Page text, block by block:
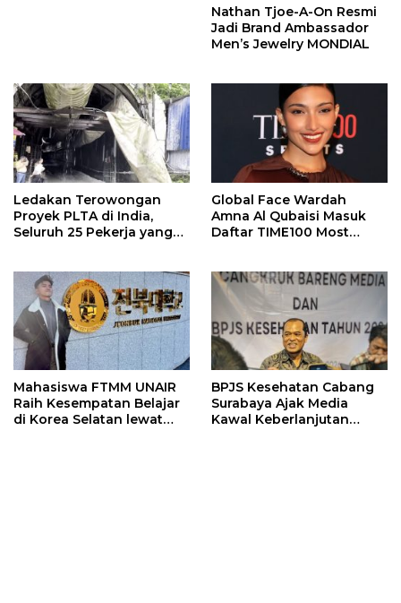
Nathan Tjoe-A-On Resmi
Jadi Brand Ambassador
Men’s Jewelry MONDIAL
Ledakan Terowongan
Proyek PLTA di India,
Seluruh 25 Pekerja yang
Global Face Wardah
Amna Al Qubaisi Masuk
Daftar TIME100 Most
Mahasiswa FTMM UNAIR
Raih Kesempatan Belajar
di Korea Selatan lewat
BPJS Kesehatan Cabang
Surabaya Ajak Media
Kawal Keberlanjutan